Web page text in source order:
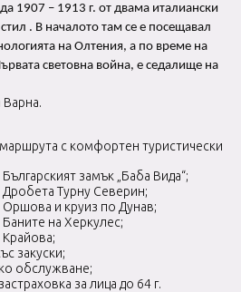
1907 – 1913 г. от двама италиански
. В началото там се е посещавал
на Олтения, а по време на
световна война, е седалище на
Варна.
с комфортен туристически
замък „Баба Вида“;
Турну Северин;
и круиз по Дунав;
на Херкулес;
Крайова;
закуски;
обслужване;
за лица до 64 г.